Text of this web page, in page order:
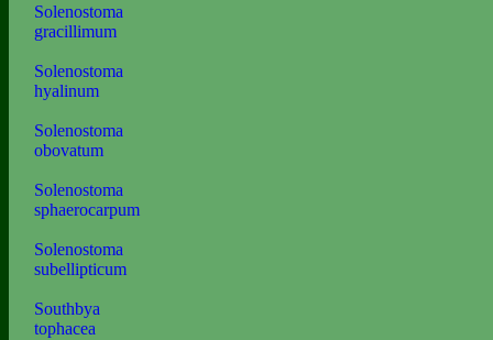
Solenostoma
gracillimum
Solenostoma
hyalinum
Solenostoma
obovatum
Solenostoma
sphaerocarpum
Solenostoma
subellipticum
Southbya
tophacea